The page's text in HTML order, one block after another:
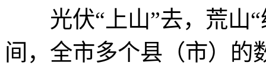
光伏“上山”去，荒山“
间，全市多个县（市）的